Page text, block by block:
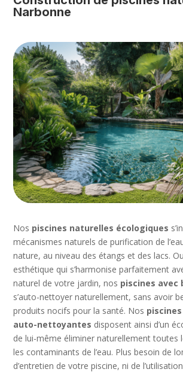
Narbonne
Nos piscines naturelles écologiques
mécanismes naturels de purification de
nature, au niveau des étangs et des lacs.
esthétique qui s’harmonise parfaitement
naturel de votre jardin, nos piscines
s’auto-nettoyer naturellement, sans avoir
produits nocifs pour la santé. Nos
auto-nettoyantes disposent ainsi d’un
de lui-même éliminer naturellement toutes
les contaminants de l’eau. Plus besoin de
d’entretien de votre piscine, ni de